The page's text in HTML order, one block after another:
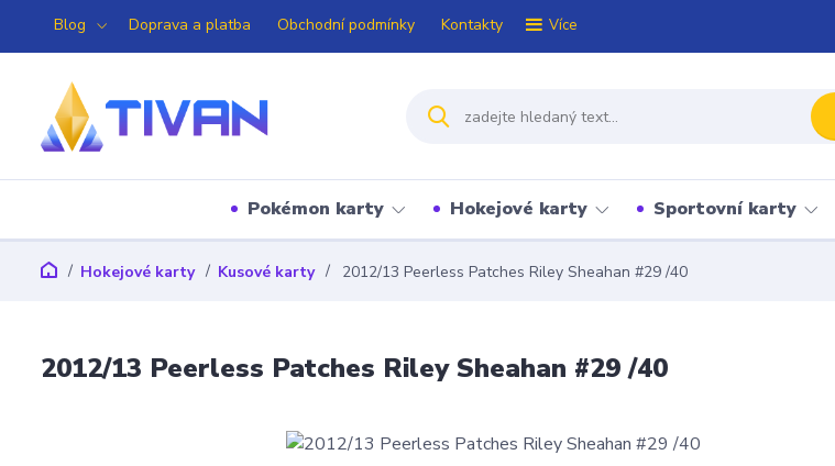
Blog Doprava a platba Obchodní podmínky Kontakty Více
Pokémon karty Hokejové karty Sportovní karty
Hokejové karty Kusové karty 2012/13 Peerless Patches Riley Sheahan #29 /40
2012/13 Peerless Patches Riley Sheahan #29 /40